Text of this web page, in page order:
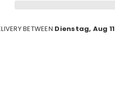
BETWEEN Dienstag, Aug 11